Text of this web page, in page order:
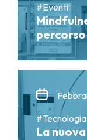
#Eventi
#Tecnologia
La